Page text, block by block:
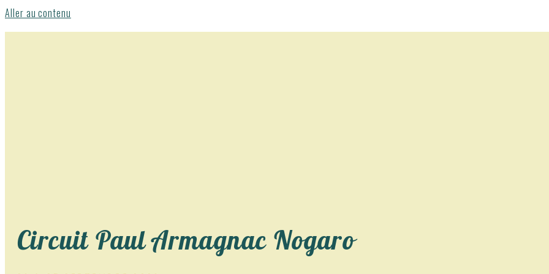
Aller au contenu
Circuit Paul Armagnac Nogaro